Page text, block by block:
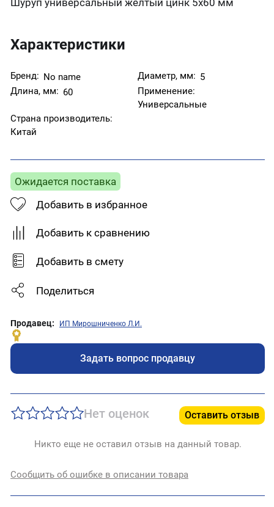
Характеристики
Бренд: No name Диаметр, мм: 5
Длина, мм: 60
Применение:
Универсальные
Страна производитель:
Китай
Ожидается поставка
Добавить в избранное
Добавить к сравнению
Добавить в смету
Поделиться
Продавец: ИП Мирошниченко Л.И.
Задать вопрос продавцу
Нет оценок Оставить отзыв
Никто еще не оставил отзыв на данный товар.
Сообщить об ошибке в описании товара